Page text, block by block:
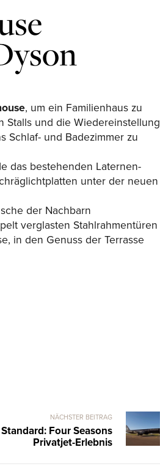
, um ein Familienhaus zu
Stalls und die Wiedereinstellung
Schlaf- und Badezimmer zu
das bestehenden Laternen-
unter der neuen
der Nachbarn
verglasten Stahlrahmentüren
in den Genuss der Terrasse
NÄCHSTER BEITRAG
Four Seasons
Privatjet-Erlebnis